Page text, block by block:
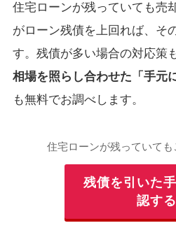
住宅ローンが残っていても売
がローン残債を上回れば、そ
す。残債が多い場合の対応策
相場を照らし合わせた「手元
も無料でお調べします。
住宅ローンが残っていて
残債を引いた
認する